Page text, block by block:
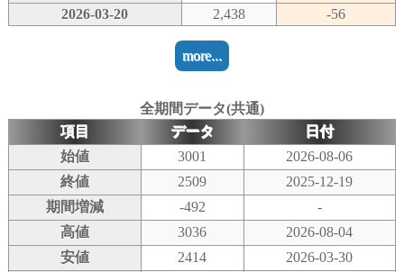
2026-03-20
2,438 -56
more...
全期間データ(共通)
項目
データ
日付
始値
3001
2026-08-06
終値
2509
2025-12-19
期間増減
-492
-
高値
3036
2026-08-04
安値
2414 2026-03-30